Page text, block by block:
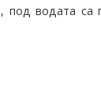
под водата са